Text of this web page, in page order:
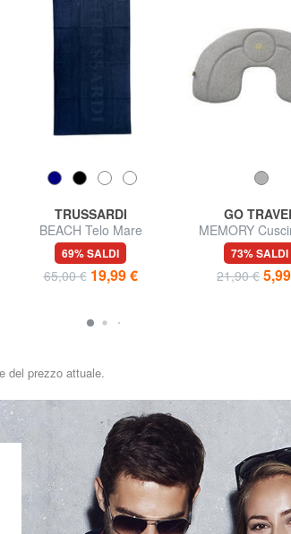
TRUSSARDI
BEACH Telo Mare
69% SALDI
65,00 € 19,99 €
GO
MEMORY
viaggio
73% SALDI
21,90 €
del prezzo attuale.